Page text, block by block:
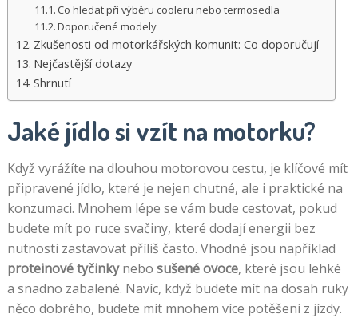
Co hledat při výběru cooleru nebo termosedla
Doporučené modely
Zkušenosti od motorkářských komunit: Co doporučují
Nejčastější dotazy
Shrnutí
Jaké jídlo si vzít na motorku?
Když vyrážíte na dlouhou motorovou cestu, je klíčové mít
připravené jídlo, které je nejen chutné, ale i praktické na
konzumaci. Mnohem lépe se vám bude cestovat, pokud
budete mít po ruce svačiny, které dodají energii bez
nutnosti zastavovat příliš často. Vhodné jsou například
proteinové tyčinkynebo sušené ovoce, které jsou lehké
a snadno zabalené. Navíc, když budete mít na dosah ruky
něco dobrého, budete mít mnohem více potěšení z jízdy.